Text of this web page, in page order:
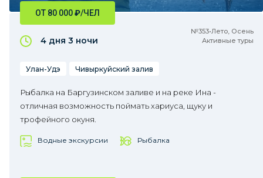
№353•Лето, Осень
Активные туры
ОТ 80 000₽/ЧЕЛ
4 дня 3 ночи
Улан-Удэ Чивыркуйский залив
Рыбалка на Баргузинском заливе и на реке Ина -
отличная возможность поймать хариуса, щуку и
трофейного окуня.
Водные экскурсии Рыбалка